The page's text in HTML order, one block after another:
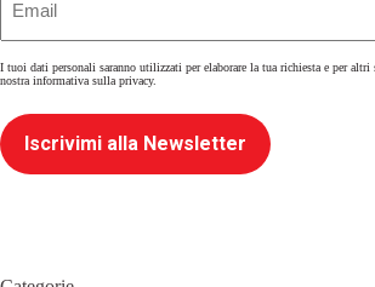
I tuoi dati personali saranno utilizzati per elaborare la tua richiesta e per
nostra informativa sulla privacy.
Iscrivimi alla Newsletter